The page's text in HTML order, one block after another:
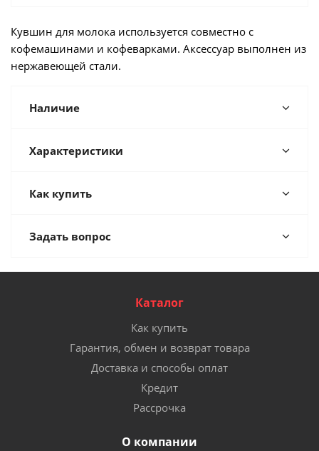
Кувшин для молока используется совместно с
кофемашинами и кофеварками. Аксессуар выполнен из
нержавеющей стали.
Наличие
Характеристики
Как купить
Задать вопрос
Каталог
Как купить
Гарантия, обмен и возврат товара
Доставка и способы оплат
Кредит
Рассрочка
О компании